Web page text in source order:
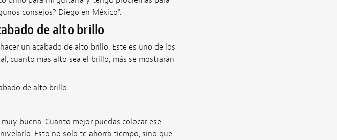
consejos? Diego en México".
de alto brillo
un acabado de alto brillo. Este es uno de los
cuanto más alto sea el brillo, más se mostrarán
de alto brillo.
buena. Cuanto mejor puedas colocar ese
Esto no solo te ahorra tiempo, sino que